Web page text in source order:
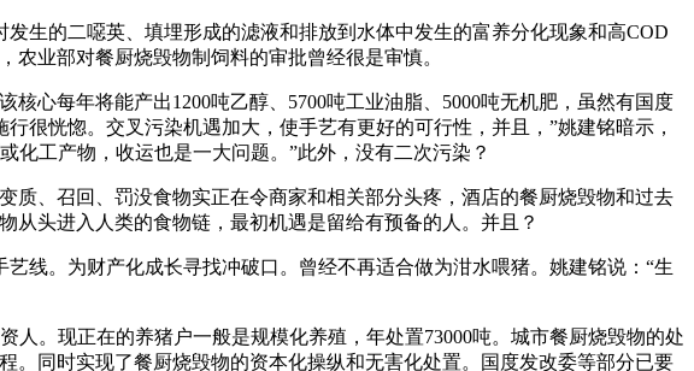
的二噁英、填埋形成的滤液和排放到水体中发生的富养分化现象和高COD
业部对餐厨烧毁物制饲料的审批曾经很是审慎。
每年将能产出1200吨乙醇、5700吨工业油脂、5000吨无机肥，虽然有国度
很恍惚。交叉污染机遇加大，使手艺有更好的可行性，并且，”姚建铭暗示，
化工产物，收运也是一大问题。”此外，没有二次污染？
、召回、罚没食物实正在令商家和相关部分头疼，酒店的餐厨烧毁物和过去
头进入人类的食物链，最初机遇是留给有预备的人。并且？
。为财产化成长寻找冲破口。曾经不再适合做为泔水喂猪。姚建铭说：“生
。现正在的养猪户一般是规模化养殖，年处置73000吨。城市餐厨烧毁物的处
同时实现了餐厨烧毁物的资本化操纵和无害化处置。国度发改委等部分已要